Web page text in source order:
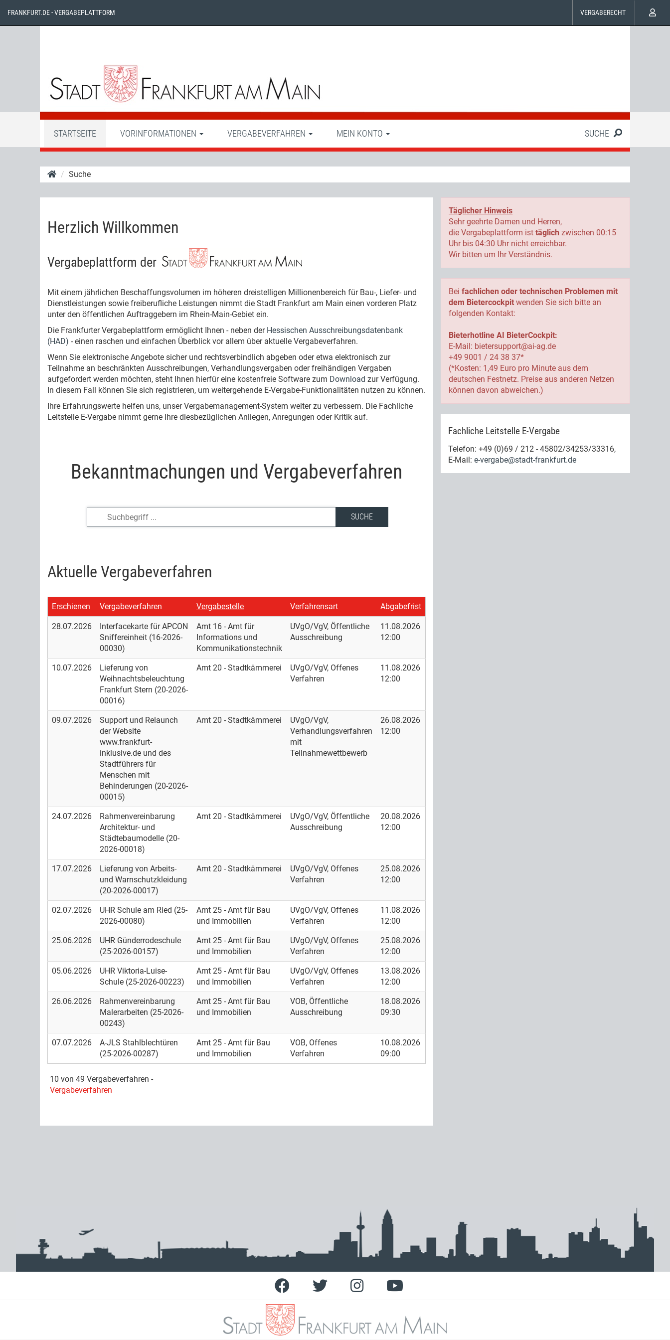
FRANKFURT.DE - VERGABEPLATTFORM VERGABERECHT
STARTSEITE VORINFORMATIONEN VERGABEVERFAHREN MEIN KONTO SUCHE
Suche
Herzlich Willkommen
Vergabeplattform der
Mit einem jährlichen Beschaffungsvolumen im höheren dreistelligen Millionenbereich für Bau-, Liefer- und
Dienstleistungen sowie freiberufliche Leistungen nimmt die Stadt Frankfurt am Main einen vorderen Platz
unter den öffentlichen Auftraggebern im Rhein-Main-Gebiet ein.
Die Frankfurter Vergabeplattform ermöglicht Ihnen - neben der Hessischen Ausschreibungsdatenbank
(HAD) - einen raschen und einfachen Überblick vor allem über aktuelle Vergabeverfahren.
Wenn Sie elektronische Angebote sicher und rechtsverbindlich abgeben oder etwa elektronisch zur
Teilnahme an beschränkten Ausschreibungen, Verhandlungsvergaben oder freihändigen Vergaben
aufgefordert werden möchten, steht Ihnen hierfür eine kostenfreie Software zum Download zur Verfügung.
In diesem Fall können Sie sich registrieren, um weitergehende E-Vergabe-Funktionalitäten nutzen zu können.
Ihre Erfahrungswerte helfen uns, unser Vergabemanagement-System weiter zu verbessern. Die Fachliche
Leitstelle E-Vergabe nimmt gerne Ihre diesbezüglichen Anliegen, Anregungen oder Kritik auf.
Bekanntmachungen und Vergabeverfahren
SUCHE
Aktuelle Vergabeverfahren
Erschienen Vergabeverfahren Vergabestelle Verfahrensart Abgabefrist
28.07.2026
Interfacekarte für APCON
Sniffereinheit (16-2026-
00030)
Amt 16 - Amt für
Informations und
Kommunikationstechnik
UVgO/VgV, Öffentliche
Ausschreibung
11.08.2026
12:00
10.07.2026
Lieferung von
Weihnachtsbeleuchtung
Frankfurt Stern (20-2026-
00016)
Amt 20 - Stadtkämmerei
UVgO/VgV, Offenes
Verfahren
11.08.2026
12:00
09.07.2026
Support und Relaunch
der Website
www.frankfurt-
inklusive.de und des
Stadtführers für
Menschen mit
Behinderungen (20-2026-
00015)
Amt 20 - Stadtkämmerei
UVgO/VgV,
Verhandlungsverfahren
mit
Teilnahmewettbewerb
26.08.2026
12:00
24.07.2026
Rahmenvereinbarung
Architektur- und
Städtebaumodelle (20-
2026-00018)
Amt 20 - Stadtkämmerei
UVgO/VgV, Öffentliche
Ausschreibung
20.08.2026
12:00
17.07.2026
Lieferung von Arbeits-
und Warnschutzkleidung
(20-2026-00017)
Amt 20 - Stadtkämmerei
UVgO/VgV, Offenes
Verfahren
25.08.2026
12:00
02.07.2026
UHR Schule am Ried (25-
2026-00080)
Amt 25 - Amt für Bau
und Immobilien
UVgO/VgV, Offenes
Verfahren
11.08.2026
12:00
25.06.2026
UHR Günderrodeschule
(25-2026-00157)
Amt 25 - Amt für Bau
und Immobilien
UVgO/VgV, Offenes
Verfahren
25.08.2026
12:00
05.06.2026
UHR Viktoria-Luise-
Schule (25-2026-00223)
Amt 25 - Amt für Bau
und Immobilien
UVgO/VgV, Offenes
Verfahren
13.08.2026
12:00
26.06.2026
Rahmenvereinbarung
Malerarbeiten (25-2026-
00243)
Amt 25 - Amt für Bau
und Immobilien
VOB, Öffentliche
Ausschreibung
18.08.2026
09:30
07.07.2026
A-JLS Stahlblechtüren
(25-2026-00287)
Amt 25 - Amt für Bau
und Immobilien
VOB, Offenes
Verfahren
10.08.2026
09:00
10 von 49 Vergabeverfahren -
Vergabeverfahren
Täglicher Hinweis
Sehr geehrte Damen und Herren,
die Vergabeplattform isttäglich zwischen 00:15
Uhr bis 04:30 Uhr nicht erreichbar.
Wir bitten um Ihr Verständnis.
Beifachlichen oder technischen Problemen mit
dem Bietercockpit wenden Sie sich bitte an
folgenden Kontakt:
Bieterhotline AI BieterCockpit:
E-Mail: bietersupport@ai-ag.de
+49 9001 / 24 38 37*
(*Kosten: 1,49 Euro pro Minute aus dem
deutschen Festnetz. Preise aus anderen Netzen
können davon abweichen.)
Fachliche Leitstelle E-Vergabe
Telefon: +49 (0)69 / 212 - 45802/34253/33316,
E-Mail:e-vergabe@stadt-frankfurt.de